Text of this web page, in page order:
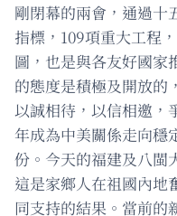
剛閉幕的兩會，通過十
指標，109項重大工程
圖，也是與各友好國家
的態度是積極及開放的
以誠相待，以信相邀，
年成為中美關係走向穩
份。今天的福建及八閩
這是家鄉人在祖國內地
同支持的結果。當前的